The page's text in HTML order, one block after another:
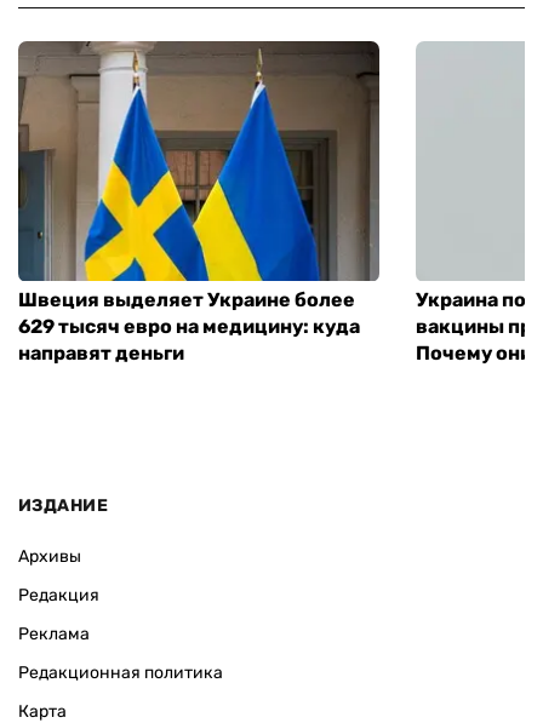
Швеция выделяет Украине более
629 тысяч евро на медицину: куда
направят деньги
Украина
вакцины
Почему они
ИЗДАНИЕ
Архивы
Редакция
Реклама
Редакционная политика
Карта